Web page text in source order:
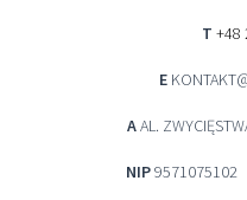
T +48
E
AAL.
NIP9571075102